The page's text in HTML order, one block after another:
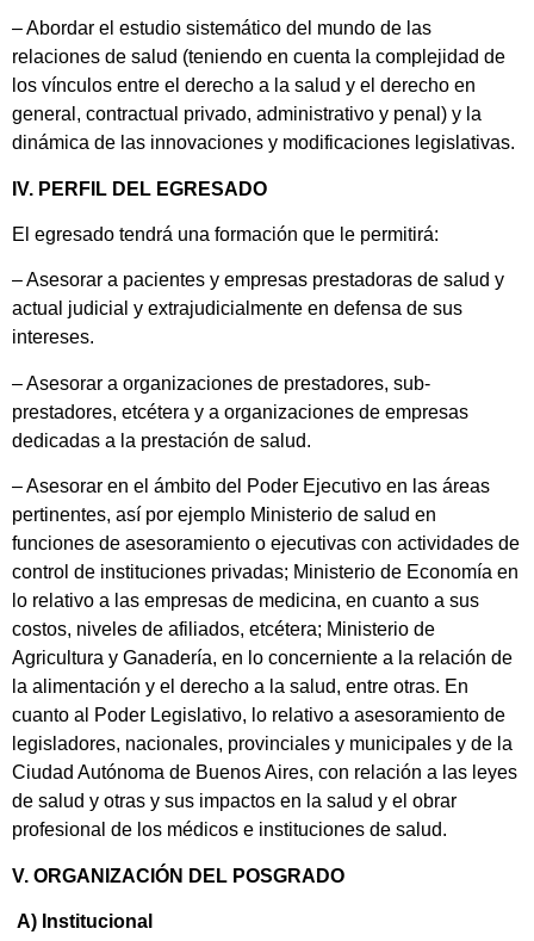
– Abordar el estudio sistemático del mundo de las
relaciones de salud (teniendo en cuenta la complejidad de
los vínculos entre el derecho a la salud y el derecho en
general, contractual privado, administrativo y penal) y la
dinámica de las innovaciones y modificaciones legislativas.
IV. PERFIL DEL EGRESADO
El egresado tendrá una formación que le permitirá:
– Asesorar a pacientes y empresas prestadoras de salud y
actual judicial y extrajudicialmente en defensa de sus
intereses.
– Asesorar a organizaciones de prestadores, sub-
prestadores, etcétera y a organizaciones de empresas
dedicadas a la prestación de salud.
– Asesorar en el ámbito del Poder Ejecutivo en las áreas
pertinentes, así por ejemplo Ministerio de salud en
funciones de asesoramiento o ejecutivas con actividades de
control de instituciones privadas; Ministerio de Economía en
lo relativo a las empresas de medicina, en cuanto a sus
costos, niveles de afiliados, etcétera; Ministerio de
Agricultura y Ganadería, en lo concerniente a la relación de
la alimentación y el derecho a la salud, entre otras. En
cuanto al Poder Legislativo, lo relativo a asesoramiento de
legisladores, nacionales, provinciales y municipales y de la
Ciudad Autónoma de Buenos Aires, con relación a las leyes
de salud y otras y sus impactos en la salud y el obrar
profesional de los médicos e instituciones de salud.
V. ORGANIZACIÓN DEL POSGRADO
A) Institucional